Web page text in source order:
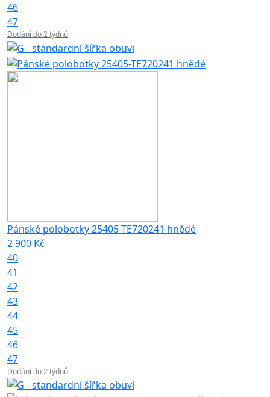
46
47
Dodání do 2 týdnů
Pánské polobotky 25405-TE720241 hnědé
2 900 Kč
40
41
42
43
44
45
46
47
Dodání do 2 týdnů